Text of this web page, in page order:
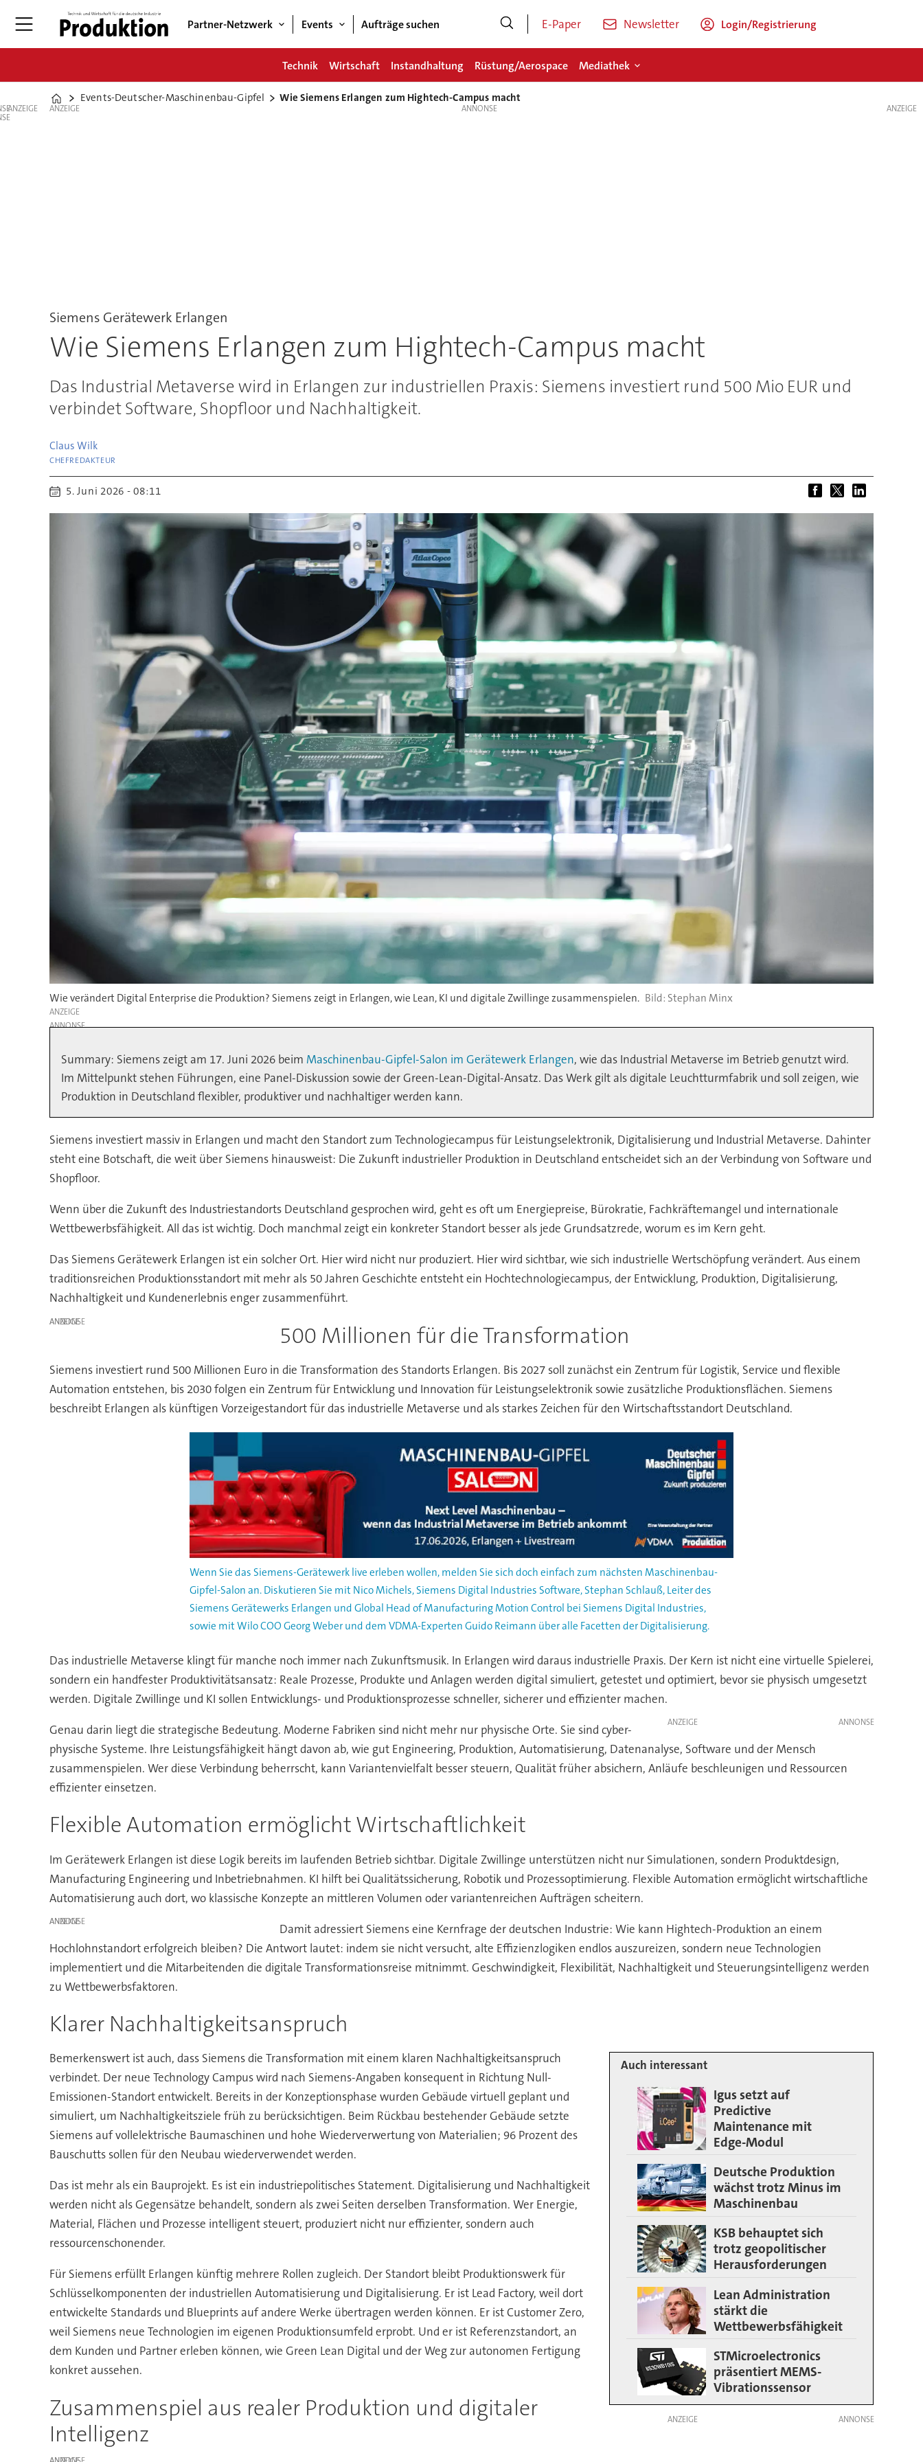
Partner-Netzwerk Events Aufträge suchen E-Paper Newsletter Login/Registrierung
Technik Wirtschaft Instandhaltung Rüstung/Aerospace Mediathek
Home
Events-Deutscher-Maschinenbau-Gipfel Wie Siemens Erlangen zum Hightech-Campus macht
ANZEIGE ANZEIGE
Siemens Gerätewerk Erlangen
Wie Siemens Erlangen zum Hightech-Campus macht
Das Industrial Metaverse wird in Erlangen zur industriellen Praxis: Siemens investiert rund 500 Mio EUR und
verbindet Software, Shopfloor und Nachhaltigkeit.
Claus Wilk
CHEFREDAKTEUR
5. Juni 2026 - 08:11
Wie verändert Digital Enterprise die Produktion? Siemens zeigt in Erlangen, wie Lean, KI und digitale Zwillinge zusammenspielen. Stephan Minx
ANZEIGE
Summary: Siemens zeigt am 17. Juni 2026 beim Maschinenbau-Gipfel-Salon im Gerätewerk Erlangen, wie das Industrial Metaverse im Betrieb genutzt wird.
Im Mittelpunkt stehen Führungen, eine Panel-Diskussion sowie der Green-Lean-Digital-Ansatz. Das Werk gilt als digitale Leuchtturmfabrik und soll zeigen, wie
Produktion in Deutschland flexibler, produktiver und nachhaltiger werden kann.
Siemens investiert massiv in Erlangen und macht den Standort zum Technologiecampus für Leistungselektronik, Digitalisierung und Industrial Metaverse. Dahinter
steht eine Botschaft, die weit über Siemens hinausweist: Die Zukunft industrieller Produktion in Deutschland entscheidet sich an der Verbindung von Software und
Shopfloor.
Wenn über die Zukunft des Industriestandorts Deutschland gesprochen wird, geht es oft um Energiepreise, Bürokratie, Fachkräftemangel und internationale
Wettbewerbsfähigkeit. All das ist wichtig. Doch manchmal zeigt ein konkreter Standort besser als jede Grundsatzrede, worum es im Kern geht.
Das Siemens Gerätewerk Erlangen ist ein solcher Ort. Hier wird nicht nur produziert. Hier wird sichtbar, wie sich industrielle Wertschöpfung verändert. Aus einem
traditionsreichen Produktionsstandort mit mehr als 50 Jahren Geschichte entsteht ein Hochtechnologiecampus, der Entwicklung, Produktion, Digitalisierung,
Nachhaltigkeit und Kundenerlebnis enger zusammenführt.
ANZEIGE 500 Millionen für die Transformation
Siemens investiert rund 500 Millionen Euro in die Transformation des Standorts Erlangen. Bis 2027 soll zunächst ein Zentrum für Logistik, Service und flexible
Automation entstehen, bis 2030 folgen ein Zentrum für Entwicklung und Innovation für Leistungselektronik sowie zusätzliche Produktionsflächen. Siemens
beschreibt Erlangen als künftigen Vorzeigestandort für das industrielle Metaverse und als starkes Zeichen für den Wirtschaftsstandort Deutschland.
Wenn Sie das Siemens-Gerätewerk live erleben wollen, melden Sie sich doch einfach zum nächsten Maschinenbau-
Gipfel-Salon an. Diskutieren Sie mit Nico Michels, Siemens Digital Industries Software, Stephan Schlauß, Leiter des
Siemens Gerätewerks Erlangen und Global Head of Manufacturing Motion Control bei Siemens Digital Industries,
sowie mit Wilo COO Georg Weber und dem VDMA-Experten Guido Reimann über alle Facetten der Digitalisierung.
Das industrielle Metaverse klingt für manche noch immer nach Zukunftsmusik. In Erlangen wird daraus industrielle Praxis. Der Kern ist nicht eine virtuelle Spielerei,
sondern ein handfester Produktivitätsansatz: Reale Prozesse, Produkte und Anlagen werden digital simuliert, getestet und optimiert, bevor sie physisch umgesetzt
werden. Digitale Zwillinge und KI sollen Entwicklungs- und Produktionsprozesse schneller, sicherer und effizienter machen.
ANZEIGE
Genau darin liegt die strategische Bedeutung. Moderne Fabriken sind nicht mehr nur physische Orte. Sie sind cyber-
physische Systeme. Ihre Leistungsfähigkeit hängt davon ab, wie gut Engineering, Produktion, Automatisierung, Datenanalyse, Software und der Mensch
zusammenspielen. Wer diese Verbindung beherrscht, kann Variantenvielfalt besser steuern, Qualität früher absichern, Anläufe beschleunigen und Ressourcen
effizienter einsetzen.
Flexible Automation ermöglicht Wirtschaftlichkeit
Im Gerätewerk Erlangen ist diese Logik bereits im laufenden Betrieb sichtbar. Digitale Zwillinge unterstützen nicht nur Simulationen, sondern Produktdesign,
Manufacturing Engineering und Inbetriebnahmen. KI hilft bei Qualitätssicherung, Robotik und Prozessoptimierung. Flexible Automation ermöglicht wirtschaftliche
Automatisierung auch dort, wo klassische Konzepte an mittleren Volumen oder variantenreichen Aufträgen scheitern.
ANZEIGE
Damit adressiert Siemens eine Kernfrage der deutschen Industrie: Wie kann Hightech-Produktion an einem
Hochlohnstandort erfolgreich bleiben? Die Antwort lautet: indem sie nicht versucht, alte Effizienzlogiken endlos auszureizen, sondern neue Technologien
implementiert und die Mitarbeitenden die digitale Transformationsreise mitnimmt. Geschwindigkeit, Flexibilität, Nachhaltigkeit und Steuerungsintelligenz werden
zu Wettbewerbsfaktoren.
Klarer Nachhaltigkeitsanspruch
Auch interessant
Igus setzt auf
Predictive
Maintenance mit
Edge-Modul
Deutsche Produktion
wächst trotz Minus im
Maschinenbau
KSB behauptet sich
trotz geopolitischer
Herausforderungen
Lean Administration
stärkt die
Wettbewerbsfähigkeit
STMicroelectronics
präsentiert MEMS-
Vibrationssensor
Bemerkenswert ist auch, dass Siemens die Transformation mit einem klaren Nachhaltigkeitsanspruch
verbindet. Der neue Technology Campus wird nach Siemens-Angaben konsequent in Richtung Null-
Emissionen-Standort entwickelt. Bereits in der Konzeptionsphase wurden Gebäude virtuell geplant und
simuliert, um Nachhaltigkeitsziele früh zu berücksichtigen. Beim Rückbau bestehender Gebäude setzte
Siemens auf vollelektrische Baumaschinen und hohe Wiederverwertung von Materialien; 96 Prozent des
Bauschutts sollen für den Neubau wiederverwendet werden.
ANZEIGE
Das ist mehr als ein Bauprojekt. Es ist ein industriepolitisches Statement. Digitalisierung und Nachhaltigkeit
werden nicht als Gegensätze behandelt, sondern als zwei Seiten derselben Transformation. Wer Energie,
Material, Flächen und Prozesse intelligent steuert, produziert nicht nur effizienter, sondern auch
ressourcenschonender.
Für Siemens erfüllt Erlangen künftig mehrere Rollen zugleich. Der Standort bleibt Produktionswerk für
Schlüsselkomponenten der industriellen Automatisierung und Digitalisierung. Er ist Lead Factory, weil dort
entwickelte Standards und Blueprints auf andere Werke übertragen werden können. Er ist Customer Zero,
weil Siemens neue Technologien im eigenen Produktionsumfeld erprobt. Und er ist Referenzstandort, an
dem Kunden und Partner erleben können, wie Green Lean Digital und der Weg zur autonomen Fertigung
konkret aussehen.
Zusammenspiel aus realer Produktion und digitaler
Intelligenz
ANZEIGE